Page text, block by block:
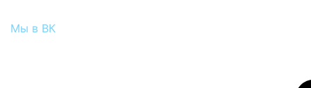
Мы в ВК